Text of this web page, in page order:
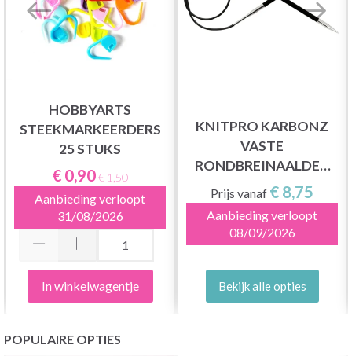
HOBBYARTS
STEEKMARKEERDERS
25 STUKS
€ 0,90€ 1,50
Aanbieding verloopt
31/08/2026
In winkelwagentje
KNITPRO KARBONZ
VASTE
RONDBREINAALDEN
80 CM (2-8.00MM)
Prijs vanaf € 8,75
Aanbieding verloopt
08/09/2026
Bekijk alle opties
POPULAIRE OPTIES